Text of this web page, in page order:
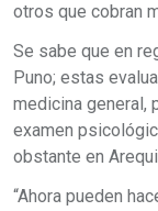
otros que cobran
Se sabe que en
Puno; estas
medicina general,
examen
obstante en
“Ahora pueden